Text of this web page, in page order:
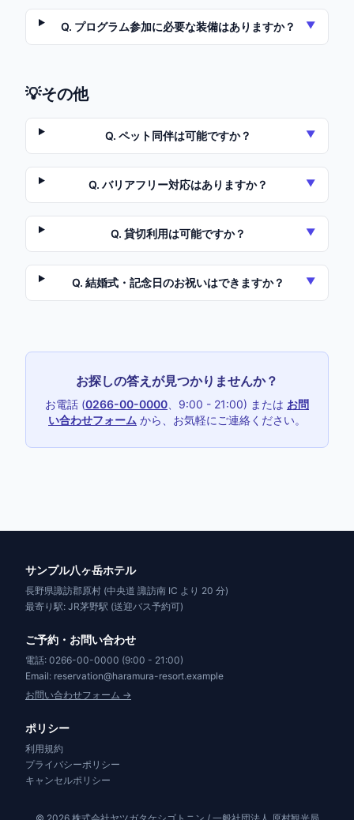
Q. プログラム参加に必要な装備はありますか？ ▼
💡その他
Q. ペット同伴は可能ですか？ ▼
Q. バリアフリー対応はありますか？ ▼
Q. 貸切利用は可能ですか？ ▼
Q. 結婚式・記念日のお祝いはできますか？ ▼
お探しの答えが見つかりませんか？
お電話 (0266-00-0000 、9:00 - 21:00) または お問
い合わせフォーム から、お気軽にご連絡ください。
サンプル八ヶ岳ホテル
長野県諏訪郡原村 (中央道 諏訪南 IC より 20 分)
最寄り駅: JR茅野駅 (送迎バス予約可)
ご予約・お問い合わせ
電話: 0266-00-0000 (9:00 - 21:00)
Email: reservation@haramura-resort.example
お問い合わせフォーム →
ポリシー
利用規約
プライバシーポリシー
キャンセルポリシー